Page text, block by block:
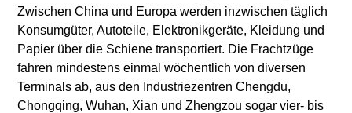
Zwischen China und Europa werden inzwischen täglich
Konsumgüter, Autoteile, Elektronikgeräte, Kleidung und
Papier über die Schiene transportiert. Die Frachtzüge
fahren mindestens einmal wöchentlich von diversen
Terminals ab, aus den Industriezentren Chengdu,
Chongqing, Wuhan, Xian und Zhengzou sogar vier- bis